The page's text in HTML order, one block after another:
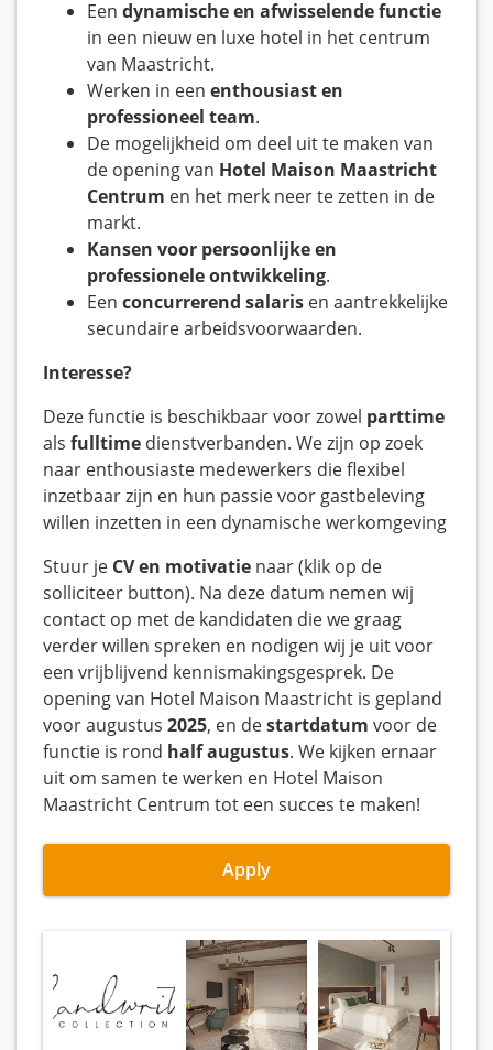
Een dynamische en afwisselende functie
in een nieuw en luxe hotel in het centrum
van Maastricht.
Werken in een enthousiast en
professioneel team.
De mogelijkheid om deel uit te maken van
de opening van Hotel Maison Maastricht
Centrum en het merk neer te zetten in de
markt.
Kansen voor persoonlijke en
professionele ontwikkeling.
Een concurrerend salaris en aantrekkelijke
secundaire arbeidsvoorwaarden.
Interesse?
Deze functie is beschikbaar voor zowel parttime
als fulltime dienstverbanden. We zijn op zoek
naar enthousiaste medewerkers die flexibel
inzetbaar zijn en hun passie voor gastbeleving
willen inzetten in een dynamische werkomgeving
Stuur je CV en motivatie naar (klik op de
solliciteer button). Na deze datum nemen wij
contact op met de kandidaten die we graag
verder willen spreken en nodigen wij je uit voor
een vrijblijvend kennismakingsgesprek. De
opening van Hotel Maison Maastricht is gepland
voor augustus 2025, en destartdatum voor de
functie is rond half augustus. We kijken ernaar
uit om samen te werken en Hotel Maison
Maastricht Centrum tot een succes te maken!
Apply